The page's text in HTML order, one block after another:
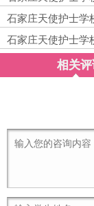
石家庄天使护士学
石家庄天使护士学
相关